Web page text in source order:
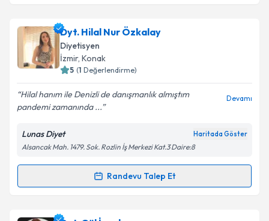
Dyt. Hilal Nur Özkalay
Diyetisyen
İzmir, Konak
5 (1 Değerlendirme)
Hilal hanım ile Denizli de danışmanlık almıştım
pandemi zamanında ...
Devamı
Lunas Diyet Haritada Göster
Alsancak Mah. 1479. Sok. Rozlin İş Merkezi Kat.3 Daire:8
Randevu Talep Et
Randevu Takvimi Talebi